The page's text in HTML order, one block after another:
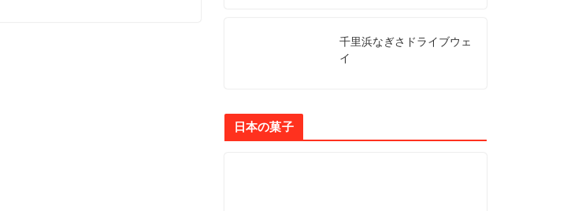
千里浜なぎさドライブウェ
イ
日本の菓子